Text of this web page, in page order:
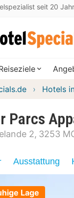
seit 20
Hotels
Parcs
2 3253
Ausstattung
Lage